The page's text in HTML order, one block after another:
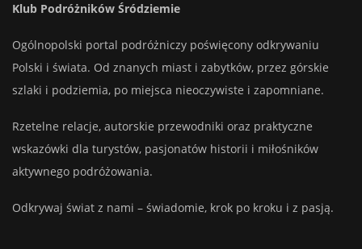
Klub Podróżników Śródziemie
Ogólnopolski portal podróżniczy poświęcony odkrywaniu
Polski i świata. Od znanych miast i zabytków, przez górskie
szlaki i podziemia, po miejsca nieoczywiste i zapomniane.
Rzetelne relacje, autorskie przewodniki oraz praktyczne
wskazówki dla turystów, pasjonatów historii i miłośników
aktywnego podróżowania.
Odkrywaj świat z nami – świadomie, krok po kroku i z pasją.